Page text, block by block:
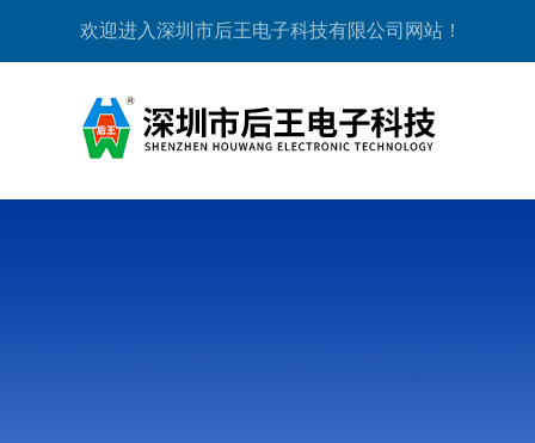
欢迎进入深圳市后王电子科技有限公司网站！